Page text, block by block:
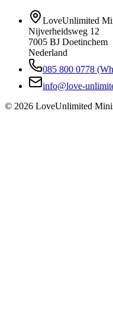
LoveUnlimited
Nijverheidsweg 12
7005 BJ Doetinchem
Nederland
085 800 0778
info@love-
© 2026 LoveUnlimited